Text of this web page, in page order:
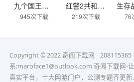
九个国王完整版
945次下载
红警2共和国之辉手机版下载官网
219次下载 76
Copyright © 2022 奇闻下载网 208115365
系:maroface1@outlook.com 奇闻下载网-
真实平台，十大网游门户，公测专题齐更新